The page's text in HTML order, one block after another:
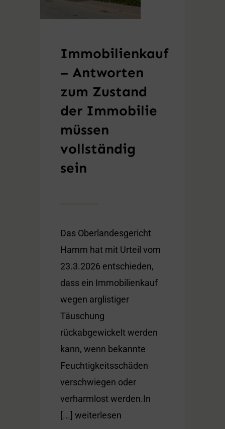
Immobilienkauf
– Antworten
zum Zustand
der Immobilie
müssen
vollständig
sein
Das Oberlandesgericht
Hamm hat mit Urteil vom
23.3.2026 entschieden,
dass ein Immobilienkauf
wegen arglistiger
Täuschung
rückabgewickelt werden
kann, wenn bekannte
Feuchtigkeitsschäden
verschwiegen oder
verharmlost werden.In
[...] weiterlesen